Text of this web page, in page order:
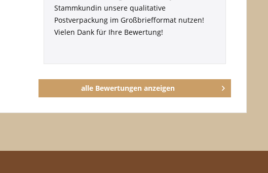
Stammkundin unsere qualitative
Postverpackung im Großbriefformat nutzen!
Vielen Dank für Ihre Bewertung!
alle Bewertungen anzeigen